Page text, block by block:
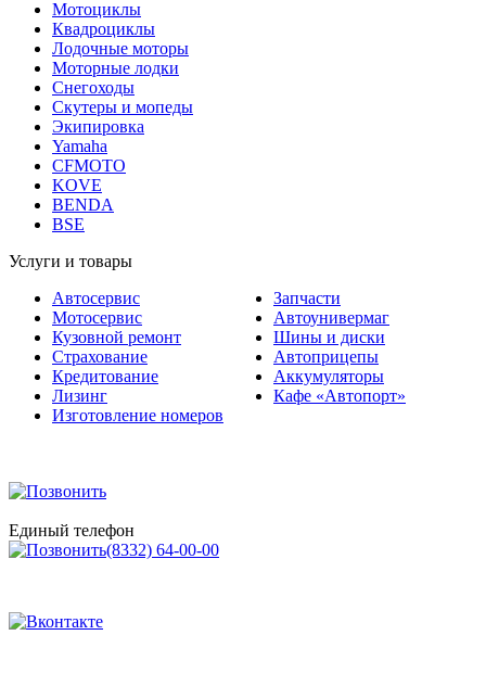
Квадроциклы
Лодочные моторы
Моторные лодки
Снегоходы
Скутеры и мопеды
Экипировка
Yamaha
CFMOTO
KOVE
BENDA
BSE
Мотосервис
Кузовной ремонт
Страхование
Кредитование
Лизинг
Изготовление номеров
Автоунивермаг
Шины и диски
Автоприцепы
Аккумуляторы
Кафе «Автопорт»
(8332) 64-00-00